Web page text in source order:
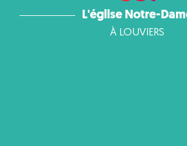
L'église Notre-
À LOUVIERS